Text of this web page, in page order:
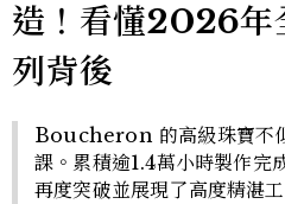
造！看懂2026年
列背後
Boucheron 的高級珠寶不
課。累積逾1.4萬小時製作完
再度突破並展現了高度精湛